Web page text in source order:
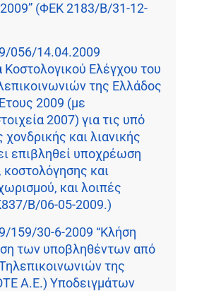
(ΦΕΚ 2183/Β/31-12-
056/14.04.2009
Κοστολογικού Ελέγχου του
της Ελλάδος
2009 (με
2007) για τις υπό
και λιανικής
επιβληθεί υποχρέωση
και
και λοιπές
Β/06-05-2009.)
159/30-6-2009 “Κλήση
των υποβληθέντων από
της
Α.Ε.) Υποδειγμάτων